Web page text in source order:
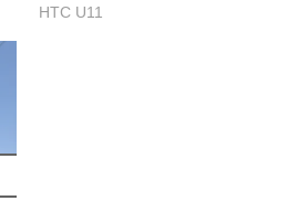
HTC U11